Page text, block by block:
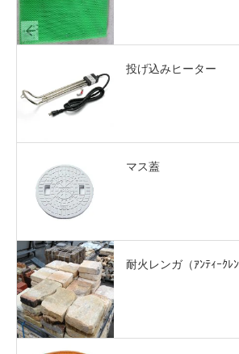
投げ込みヒーター
マス蓋
耐火レンガ（ｱﾝﾃｨｰｸ